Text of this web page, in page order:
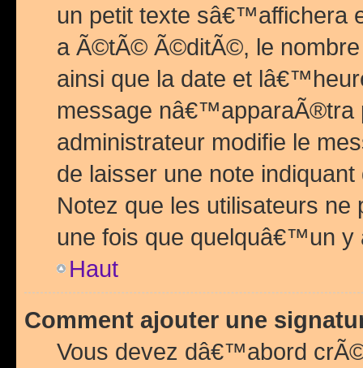
un petit texte sâ€™affichera
a Ã©tÃ© Ã©ditÃ©, le
ainsi que la date et
message nâ€™apparaÃ®tra
administrateur modifie le
de laisser une note
Notez que les utilisateurs
une fois que quelquâ€™un y
Haut
Comment ajouter une
Vous devez dâ€™abord